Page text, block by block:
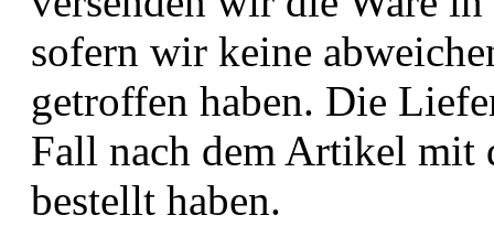
sofern wir keine
getroffen haben. Die
Fall nach dem Artikel mit
bestellt haben.